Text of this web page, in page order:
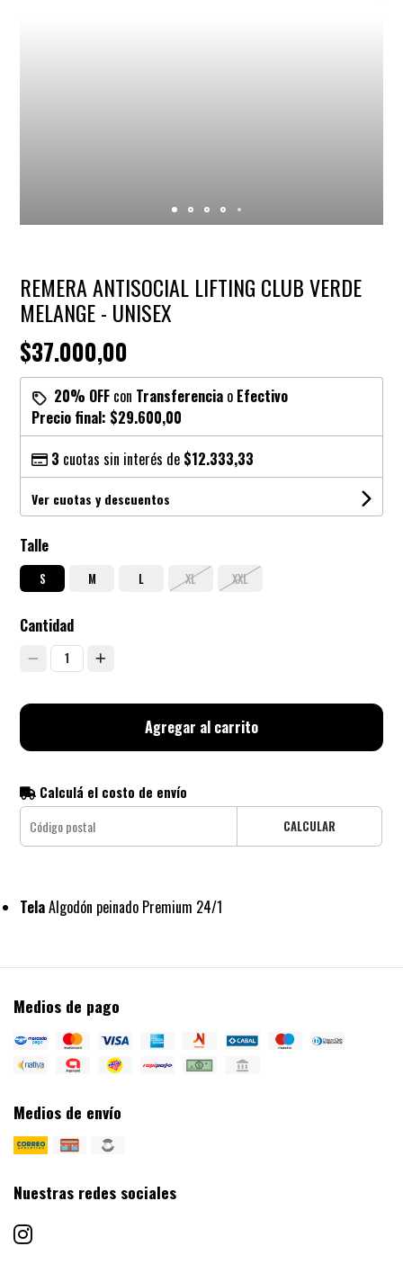
REMERA ANTISOCIAL LIFTING CLUB VERDE
MELANGE - UNISEX
$37.000,00
20% OFF con Transferencia o Efectivo
Precio final: $29.600,00
3 cuotas sin interés de $12.333,33
Ver cuotas y descuentos
Talle
S M L XL XXL
Cantidad
1
Agregar al carrito
Calculá el costo de envío
CALCULAR
TelaAlgodón peinado Premium 24/1
Medios de pago
Medios de envío
Nuestras redes sociales